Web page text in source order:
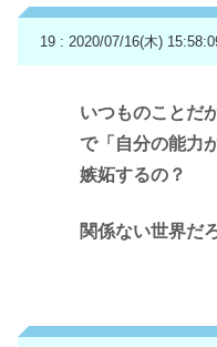
19 : 2020/07/16(木)
いつものことだ
で「自分の能力
嫉妬するの？
関係ない世界だ